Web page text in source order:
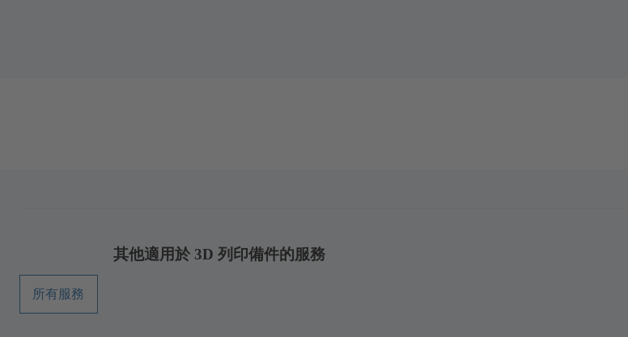
其他適用於 3D 列印備件的服務
所有服務